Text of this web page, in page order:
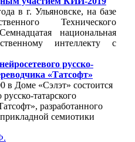
в г. Ульяновске, на базе
Технического
национальная
интеллекту с
русско-
«Татсофт»
в Доме «Сэлэт» состоится
татарского
разработанного
семиотики